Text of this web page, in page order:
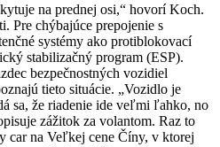
na prednej osi,“ hovorí Koch.
Pre chýbajúce prepojenie s
systémy ako protiblokovací
stabilizačný program (ESP).
bezpečnostných vozidiel
tieto situácie. „Vozidlo je
sa, že riadenie ide veľmi ľahko, no
zážitok za volantom. Raz to
car na Veľkej cene Číny, v ktorej